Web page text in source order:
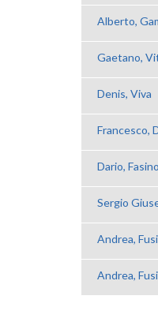
Alberto,
Gaetano,
Denis, Viva
Francesco,
Dario, Fasino
Sergio
Andrea,
Andrea,